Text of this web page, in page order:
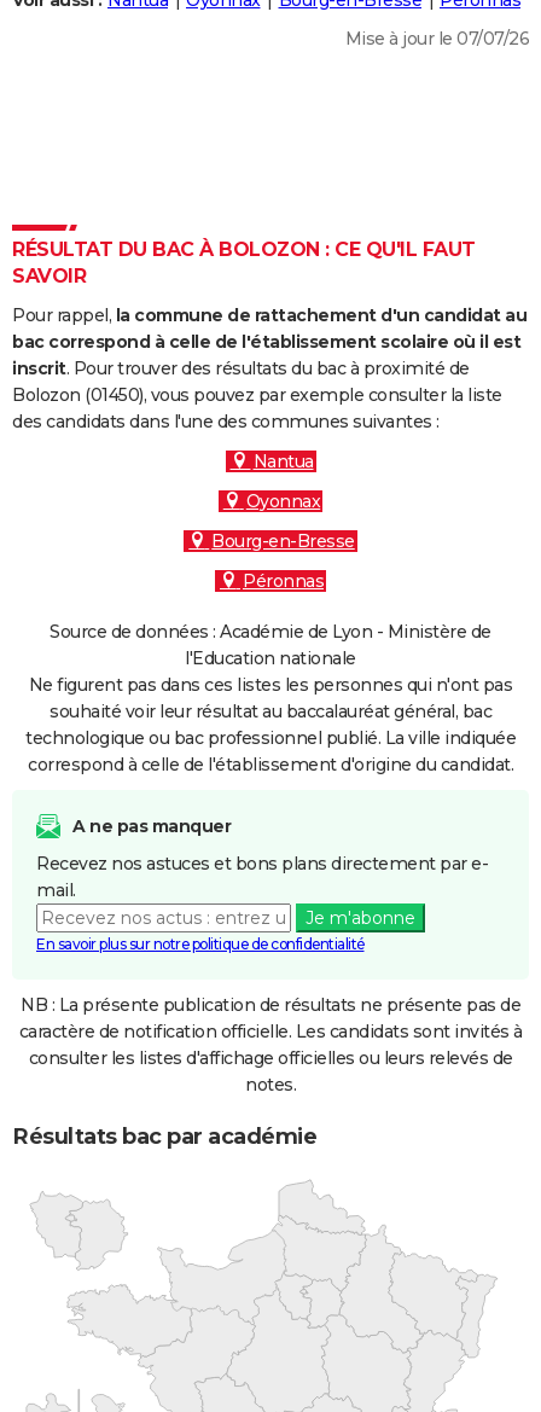
DICTIONNAIRE
Dictionnaire
Biographies
Citations
Expressions
Proverbes
PROGRAMME TV
COPAINS D'AVANT
S'inscrire
Se connecter
Lycées
Collèges
Primaires
Universités
Entreprises
Service militaire
Avis de recherche
AVIS DE DÉCÈS
FORUM
Mise à jour le 07/07/26
RÉSULTAT DU BAC À BOLOZON : CE QU'IL FAUT
SAVOIR
Pour rappel, la commune de rattachement d'un candidat au
bac correspond à celle de l'établissement scolaire où il est
inscrit. Pour trouver des résultats du bac à proximité de
Bolozon (01450), vous pouvez par exemple consulter la liste
des candidats dans l'une des communes suivantes :
Nantua
Oyonnax
Bourg-en-Bresse
Péronnas
Source de données : Académie de Lyon - Ministère de
l'Education nationale
Ne figurent pas dans ces listes les personnes qui n'ont pas
souhaité voir leur résultat au baccalauréat général, bac
technologique ou bac professionnel publié. La ville indiquée
correspond à celle de l'établissement d'origine du candidat.
A ne pas manquer
Recevez nos astuces et bons plans directement par e-
mail.
Je m'abonne
En savoir plus sur notre politique de confidentialité
NB : La présente publication de résultats ne présente pas de
caractère de notification officielle. Les candidats sont invités à
consulter les listes d'affichage officielles ou leurs relevés de
notes.
Résultats bac par académie